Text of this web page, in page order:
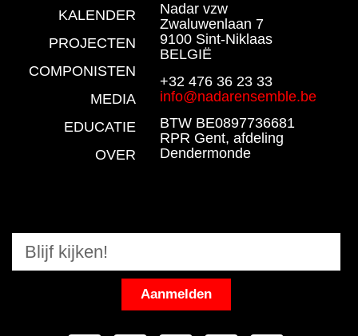
KALENDER
PROJECTEN
COMPONISTEN
MEDIA
EDUCATIE
OVER
Nadar vzw
Zwaluwenlaan 7
9100 Sint-Niklaas
BELGIË
+32 476 36 23 33
info@nadarensemble.be
BTW BE0897736681
RPR Gent, afdeling
Dendermonde
Aanmelden